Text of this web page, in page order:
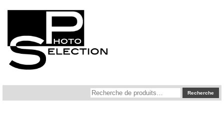
Recherche
pour :
Recherche